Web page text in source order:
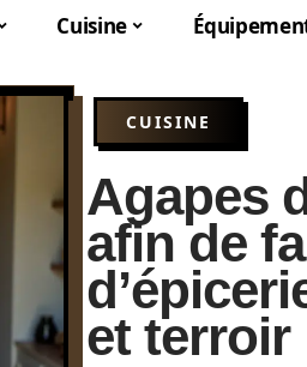
Cuisine
CUISINE
Agapes
afin de
et terroir